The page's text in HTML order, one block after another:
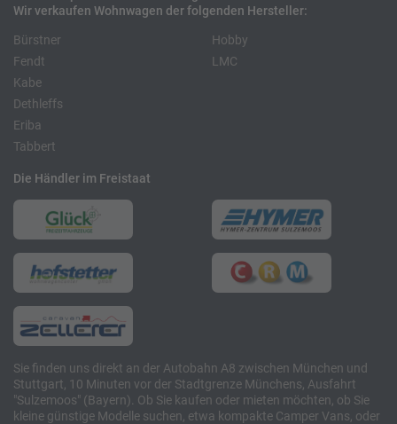
Wir verkaufen Wohnwagen der folgenden Hersteller:
Bürstner
Fendt
Kabe
Hobby
LMC
Dethleffs
Eriba
Tabbert
Die Händler im Freistaat
Sie finden uns direkt an der Autobahn A8 zwischen München und
Stuttgart, 10 Minuten vor der Stadtgrenze Münchens, Ausfahrt
"Sulzemoos" (Bayern). Ob Sie kaufen oder mieten möchten, ob Sie
kleine günstige Modelle suchen, etwa kompakte Camper Vans, oder